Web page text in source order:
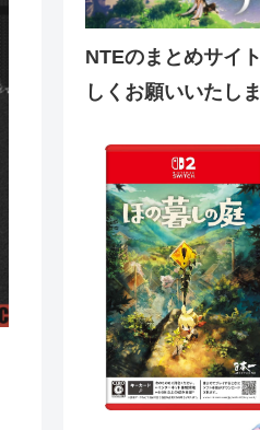
NTEのまとめサイ
しくお願いいたしま